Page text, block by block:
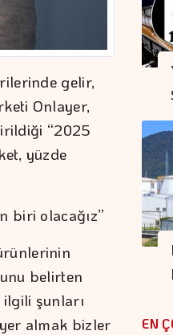
gelir,
Onlayer,
“2025
yüzde
biri olacağız”
belirten
şunları
almak bizler
EN